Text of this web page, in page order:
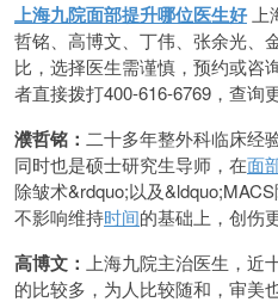
上海九院面部提升哪位医生好上
哲铭、高博文、丁伟、张余光、
比，选择医生需谨慎，预约或咨
者直接拨打400-616-6769，查询
濮哲铭： 二十多年整外科临床经
同时也是硕士研究生导师，在面
除皱术&rdquo;以及
不影响维持时间的基础上，创伤
高博文： 上海九院主治医生，近
的比较多，为人比较随和，审美也